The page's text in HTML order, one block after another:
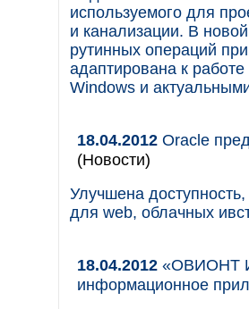
используемого для
и канализации. В
рутинных операций
адаптирована к
Windows и
18.04.2012 Oracle
(Новости)
Улучшена
для web, облачных
18.04.2012 «ОВИОНТ
информационное